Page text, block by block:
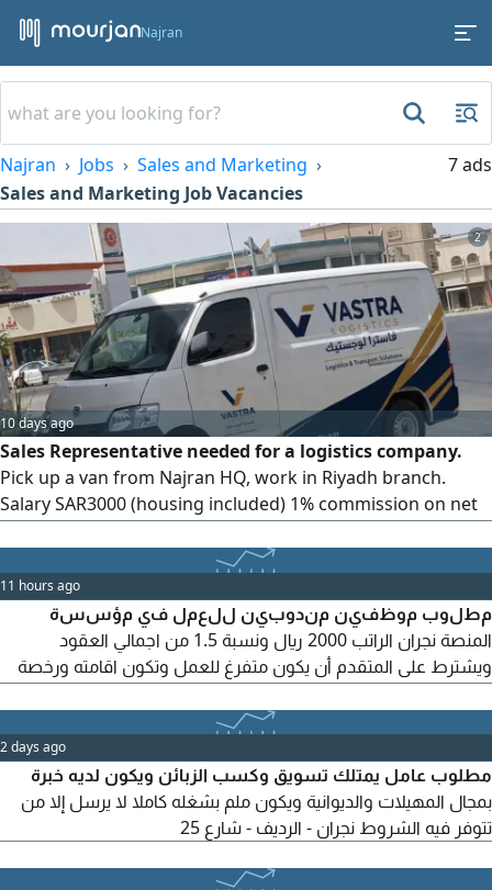
Najran
Najran Jobs
Sales and Marketing
Sales and Marketing Job Vacancies
7 ads
2
10 days ago
Sales Representative needed for a logistics company.
Pick up a van from Najran HQ, work in Riyadh branch.
Salary SAR3000 (housing included) 1% commission on net
companies like Naqel Express and Aramex. Must have valid
license, know Saudi market, strong sales skills. Iqama
transfer after 3 months. Immediate hiring. WhatsApp CV
11 hours ago
مطلوب موظفين مندوبين للعمل في مؤسسة
المنصة نجران الراتب 2000 ريال ونسبة 1.5 من اجمالي العقود
ويشترط على المتقدم أن يكون متفرغ للعمل وتكون اقامته ورخصة
القيادة سارية المفعول وCV الخاص ب المتقدم ويتوفر للالموظف
نقل كفالة وتأمين صحي وسكن وسيارة خاصه على المؤسسة منطقة
العمل نجران حي دحضه أو العريسه طريق الملك عبد العزيز ويجيب
على الموظف ارسال أل CV ورخصة ويكون ملم بالورود والاكسل
يرجى نسخ الاعلان وأرسل
2 days ago
مطلوب عامل يمتلك تسويق وكسب الزبائن ويكون لديه خبرة
بمجال المهيلات والديوانية ويكون ملم بشغله كاملا لا يرسل إلا من
تتوفر فيه الشروط نجران - الرديف - شارع 25